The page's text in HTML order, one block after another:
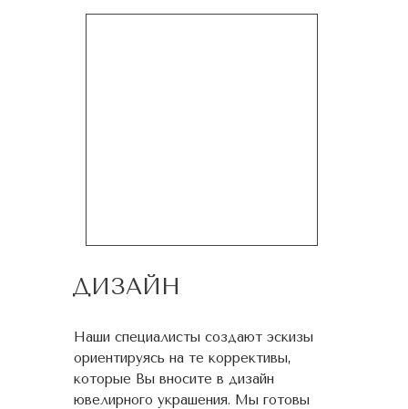
ДИЗАЙН
Наши специалисты создают эскизы
ориентируясь на те коррективы,
которые Вы вносите в дизайн
ювелирного украшения. Мы готовы